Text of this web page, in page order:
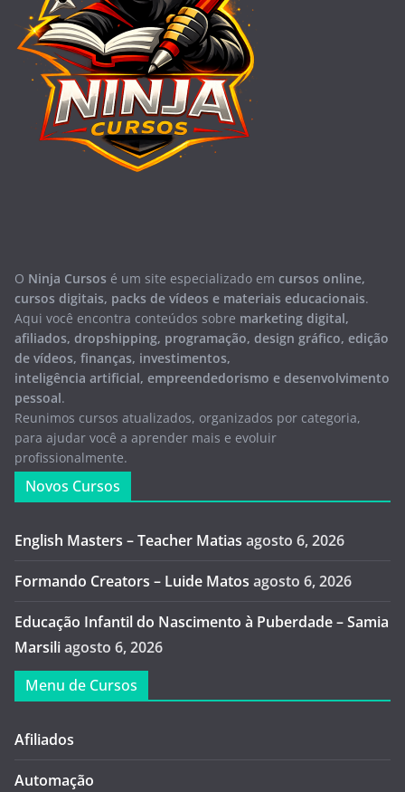
O Ninja Cursos é um site especializado em cursos online,
cursos digitais, packs de vídeos e materiais educacionais.
Aqui você encontra conteúdos sobre marketing digital,
afiliados, dropshipping, programação, design gráfico, edição
de vídeos, finanças, investimentos,
inteligência artificial, empreendedorismo e desenvolvimento
pessoal.
Reunimos cursos atualizados, organizados por categoria,
para ajudar você a aprender mais e evoluir
profissionalmente.
Novos Cursos
English Masters – Teacher Matias agosto 6, 2026
Formando Creators – Luide Matos agosto 6, 2026
Educação Infantil do Nascimento à Puberdade – Samia
Marsiliagosto 6, 2026
Menu de Cursos
Afiliados
Automação